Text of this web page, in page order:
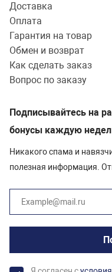
Доставка
Оплата
Гарантия на товар
Обмен и возврат
Как сделать заказ
Вопрос по заказу
Подписывайтесь на
бонусы каждую
Никакого спама и
полезная информация.